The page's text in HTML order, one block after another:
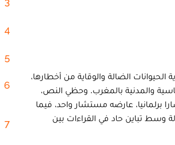
على مشروع القانون رقم 19.25 المتعلق بحماية الحيوانات الضالة والوقاية من أخطارها،
والمدنية بالمغرب. وحظي النص،
المستشارين مساء الثلاثاء 7 يوليوز 2026، بتأييد 25 مستشارا برلمانيا، عارضه مستشار واحد، فيما
وسط تباين حاد في القراءات بين
4
5
6
7